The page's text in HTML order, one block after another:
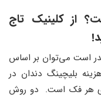
از کلینیک تاج
است می‌توان بر اساس
بلیچینگ دندان در
2 تا 6 میلیون برای هر فک است. دو روش